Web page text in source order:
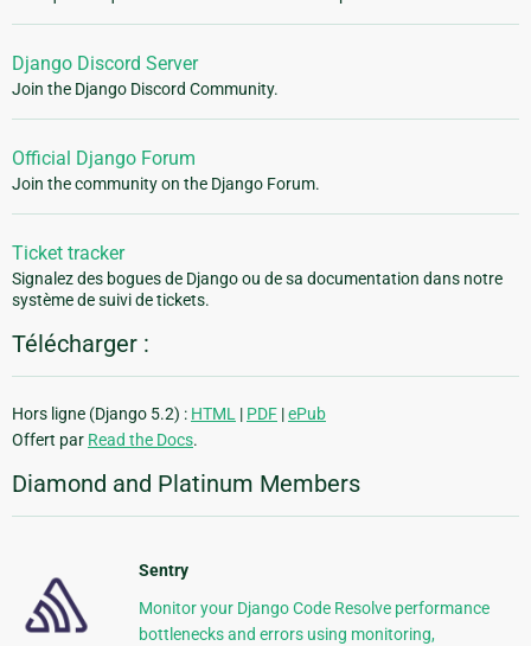
Django Discord Server
Join the Django Discord Community.
Official Django Forum
Join the community on the Django Forum.
Ticket tracker
Signalez des bogues de Django ou de sa documentation dans notre
système de suivi de tickets.
Télécharger :
Hors ligne (Django 5.2) : HTML | PDF |ePub
Offert par Read the Docs.
Diamond and Platinum Members
Sentry
Monitor your Django Code Resolve performance
bottlenecks and errors using monitoring,